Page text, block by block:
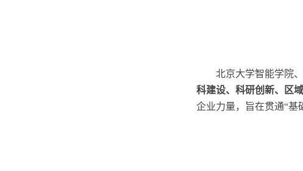
北京大学智能学院
科建设、科研创新、区
企业力量，旨在贯通“基